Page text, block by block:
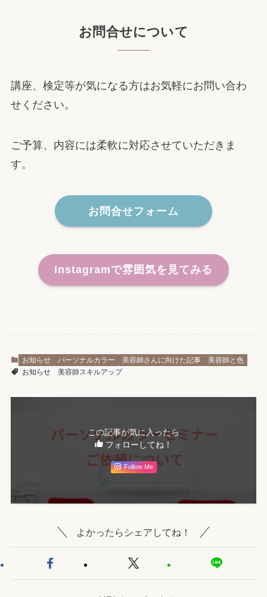
お問合せについて
講座、検定等が気になる方はお気軽にお問い合わ
せください。
ご予算、内容には柔軟に対応させていただきま
す。
お問合せフォーム
Instagramで雰囲気を見てみる
お知らせ パーソナルカラー 美容師さんに向けた記事
美容師と色
お知らせ
美容師スキルアップ
この記事が気に入ったら
フォローしてね！
Follow Me
よかったらシェアしてね！